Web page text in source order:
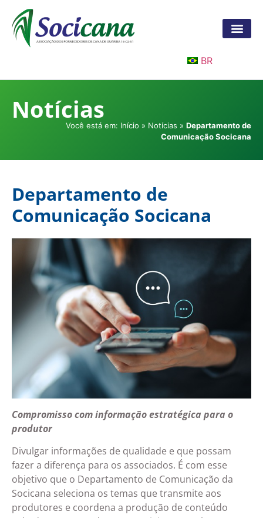
BR
Notícias
Você está em: Início » Notícias » Departamento de
Comunicação Socicana
Departamento de
Comunicação Socicana
Compromisso com informação estratégica para o
produtor
Divulgar informações de qualidade e que possam
fazer a diferença para os associados. É com esse
objetivo que o Departamento de Comunicação da
Socicana seleciona os temas que transmite aos
produtores e coordena a produção de conteúdo